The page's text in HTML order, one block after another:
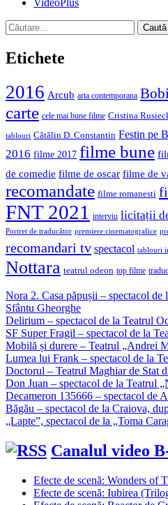
VideoPlus
Caută
după:
Etichete
2016 Arcub arta contemporana
carte cele mai bune filme Cristina
tablouri Cătălin D. Constantin Festin pe
2016 filme 2017 filme bune
de comedie filme de oscar filme de
recomandate filme romanesti
FNT 2021 interviu licitații
Portret de traducător premiere cinematografice
recomandari tv spectacol tablouri
Nottara teatrul odeon top filme
Nora 2. Casa păpușii – spectacol
Sfântu Gheorghe
Delirium – spectacol de la Teatrul
SF Super Fragil – spectacol de la
Mobilă și durere – Teatrul „Andrei
Lumea lui Frank – spectacol de la
Doctorul – Teatrul Maghiar de Stat
Don Juan – spectacol de la Teatrul
Decameron 135666 – spectacol de
Băgău – spectacol de la Craiova,
„Lapte”, spectacol de la „Toma
Canalul video
Efecte de scenă: Wonders of
Efecte de scenă: Iubirea